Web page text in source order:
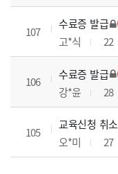
107
수료증 발급
고*식 22
106
수료증 발급
강*윤 28
105
교육신청 취소
오*미
27